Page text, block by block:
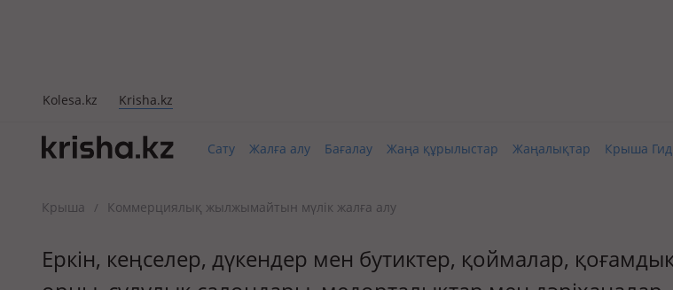
Kolesa.kz Krisha.kz
Сату Жалға алу Бағалау Жаңа құрылыстар Жаңалықтар Крыша Гид
Крыша / Коммерциялық жылжымайтын мүлік жалға алу
Еркін, кеңселер, дүкендер мен бутиктер, қоймалар,